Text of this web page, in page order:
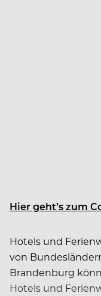
Hier geht’s zum
Hotels und
von
Brandenburg
Hotels und